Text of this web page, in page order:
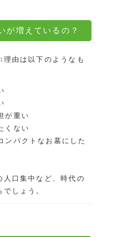
が増えているの？
由は以下のようなも
が重い
くない
ンパクトなお墓にした
人口集中など、時代の
しょう。